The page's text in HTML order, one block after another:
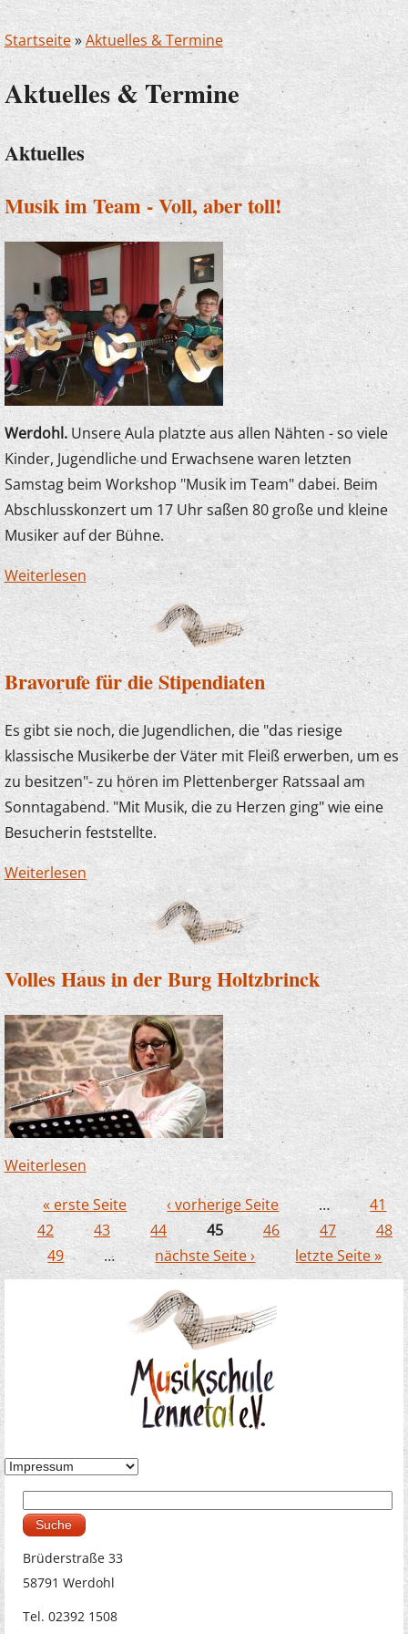
Startseite»Aktuelles & Termine
Aktuelles & Termine
Aktuelles
Musik im Team - Voll, aber toll!
Werdohl.Unsere Aula platzte aus allen Nähten - so viele
Kinder, Jugendliche und Erwachsene waren letzten
Samstag beim Workshop "Musik im Team" dabei. Beim
Abschlusskonzert um 17 Uhr saßen 80 große und kleine
Musiker auf der Bühne.
Weiterlesen über Musik im Team - Voll, aber toll!
Bravorufe für die Stipendiaten
Es gibt sie noch, die Jugendlichen, die "das riesige
klassische Musikerbe der Väter mit Fleiß erwerben, um es
zu besitzen"- zu hören im Plettenberger Ratssaal am
Sonntagabend. "Mit Musik, die zu Herzen ging" wie eine
Besucherin feststellte.
Weiterlesen über Bravorufe für die Stipendiaten
Volles Haus in der Burg Holtzbrinck
Weiterlesen über Volles Haus in der Burg Holtzbrinck
Seiten
« erste Seite ‹ vorherige Seite …
41
42
43 44 45 46 47
48
49
… nächste Seite › letzte Seite »
Suchformular
Brüderstraße 33
58791 Werdohl
Tel. 02392 1508